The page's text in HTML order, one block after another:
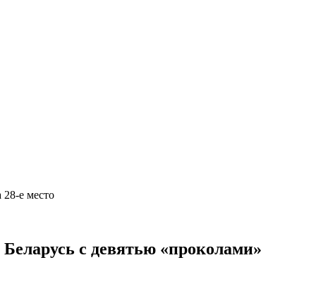
е место
с девятью «проколами»